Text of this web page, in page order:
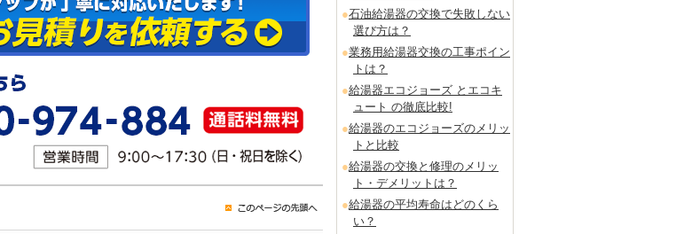
石油給湯器の交換で失敗しない
選び方は？
業務用給湯器交換の工事ポイン
トは？
給湯器エコジョーズ とエコキ
ュート の徹底比較!
給湯器のエコジョーズのメリッ
トと比較
給湯器の交換と修理のメリッ
ト・デメリットは？
給湯器の平均寿命はどのくら
い？